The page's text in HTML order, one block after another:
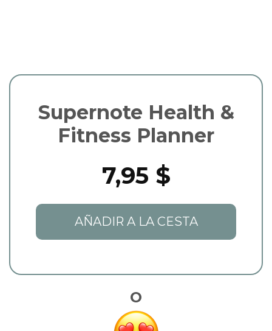
Supernote Health &
Fitness Planner
7,95 $
AÑADIR A LA CESTA
O